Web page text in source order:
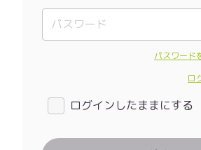
パスワード
ロ
ログインしたままにする